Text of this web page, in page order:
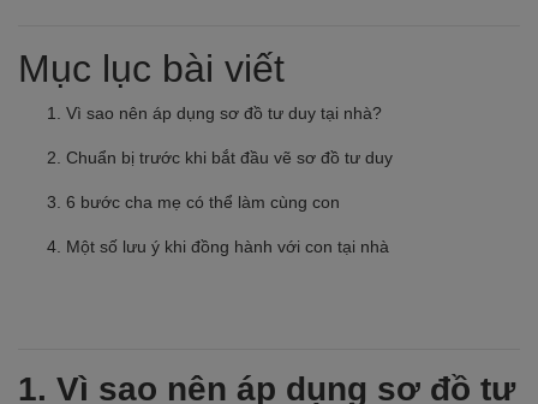
Mục lục bài viết
Vì sao nên áp dụng sơ đồ tư duy tại nhà?
Chuẩn bị trước khi bắt đầu vẽ sơ đồ tư duy
6 bước cha mẹ có thể làm cùng con
Một số lưu ý khi đồng hành với con tại nhà
1. Vì sao nên áp dụng sơ đồ tư